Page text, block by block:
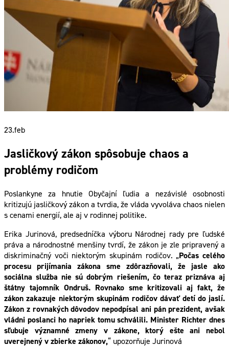
23.feb
Jasličkový zákon spôsobuje chaos a
problémy rodičom
Poslankyne za hnutie Obyčajní ľudia a nezávislé osobnosti
kritizujú jasličkový zákon a tvrdia, že vláda vyvoláva chaos nielen
s cenami energií, ale aj v rodinnej politike.
Erika Jurinová, predsedníčka výboru Národnej rady pre ľudské
práva a národnostné menšiny tvrdí, že zákon je zle pripravený a
diskriminačný voči niektorým skupinám rodičov. „Počas celého
procesu prijímania zákona sme zdôrazňovali, že jasle ako
sociálna služba nie sú dobrým riešením, čo teraz priznáva aj
štátny tajomník Ondruš. Rovnako sme kritizovali aj fakt, že
zákon zakazuje niektorým skupinám rodičov dávať detí do jaslí.
Zákon z rovnakých dôvodov nepodpísal ani pán prezident, avšak
vládni poslanci ho napriek tomu schválili. Minister Richter dnes
sľubuje významné zmeny v zákone, ktorý ešte ani nebol
uverejnený v zbierke zákonov,“ upozorňuje Jurinová